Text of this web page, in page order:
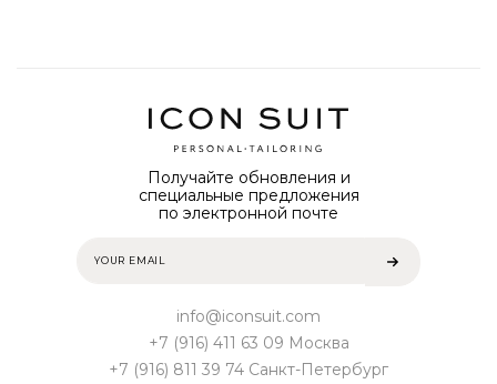
Получайте обновления и
специальные предложения
по электронной почте
info@iconsuit.com
+7 (916) 411 63 09 Москва
+7 (916) 811 39 74 Санкт-Петербург